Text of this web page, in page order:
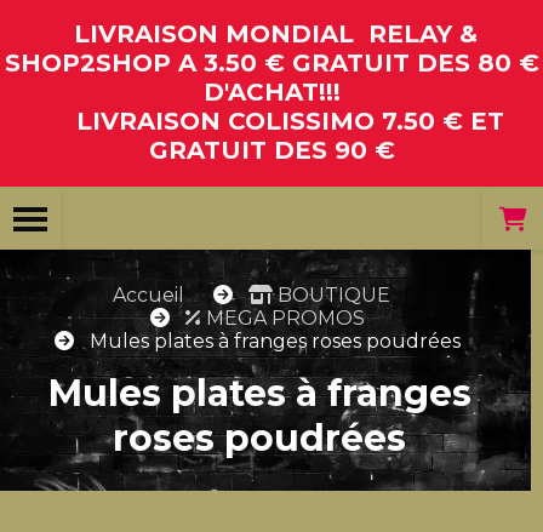
LIVRAISON MONDIAL RELAY &
SHOP2SHOP A 3.50 € GRATUIT DES 80 €
D'ACHAT!!!
LIVRAISON COLISSIMO 7.50 € ET
GRATUIT DES 90 €
Accueil
BOUTIQUE
MEGA PROMOS
Mules plates à franges roses poudrées
Mules plates à franges
roses poudrées